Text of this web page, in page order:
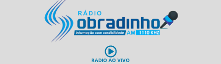
RADIO AO VIVO